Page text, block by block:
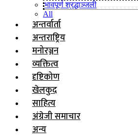
भावपूर्ण श्रद्धाञ्जली
All
अन्तर्वार्ता
अन्तराष्ट्रिय
मनोरञ्जन
व्यक्तित्व
दृष्टिकोण
खेलकुद
साहित्य
अंग्रेजी समाचार
अन्य